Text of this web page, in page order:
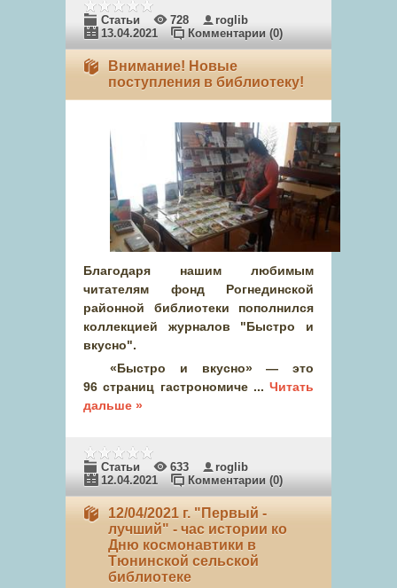
Статьи 728
roglib
13.04.2021
Комментарии (0)
Внимание! Новые
поступления в библиотеку!
Благодаря нашим любимым
читателям фонд Рогнединской
районной библиотеки пополнился
коллекцией журналов "Быстро и
вкусно".
«Быстро и вкусно» — это
96 страниц гастрономиче ... Читать
дальше »
Статьи 633
roglib
12.04.2021
Комментарии (0)
12/04/2021 г. "Первый -
лучший" - час истории ко
Дню космонавтики в
Тюнинской сельской
библиотеке